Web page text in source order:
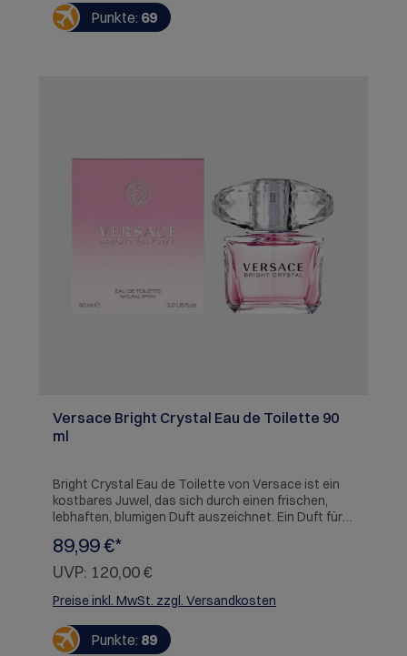
des Flakons im Facettschliff, leuchtend wie ein
Diamant, versiegelt e in Bouquet extremer Reinheit.
Punkte: 69
Versace Bright Crystal Eau de Toilette 90
ml
Bright Crystal Eau de Toilette von Versace ist ein
kostbares Juwel, das sich durch einen frischen,
lebhaften, blumigen Duft auszeichnet. Ein Duft für
zugleich weiblich ist. Das Design des Flakons wirkt
schwer und luxuriös, das Glas leuchtet; die
Konturen des Flakons wurden markant inszeniert
eine Transparenz, die das delikate Pink des Duftes
des Flakons im Facettschliff, leuchtend wie ein
Diamant, versiegelt e in Bouquet extremer Reinheit.
89,99 €*
UVP: 120,00 €
Preise inkl. MwSt. zzgl. Versandkosten
Punkte: 89